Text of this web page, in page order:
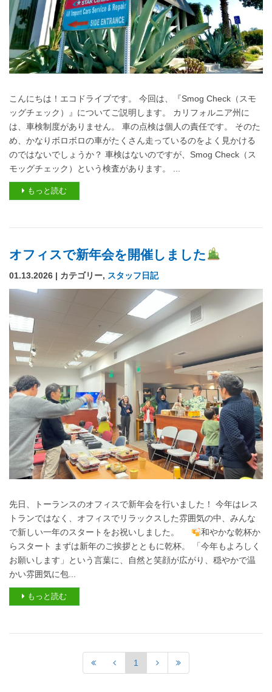
こんにちは！エコドライブです。 今回は、『Smog Check（スモ
ッグチェック）』についてご説明します。 カリフォルニア州に
は、車検制度がありません。 車の点検は個人の責任です。 そのた
め、かなりボロボロの車がたくさん走っているのをよく見かける
のではないでしょうか？ 車検はないのですが、Smog Check（ス
モッグチェック）という検査があります。 ...
もっと読む
オフィスで新年会を開催しました
01.13.2026 | カテゴリー, スタッフ日記
先日、トーランスのオフィスで新年会を行いました！ 今年はレス
トランではなく、オフィスでリラックスした雰囲気の中、みんな
で新しい一年のスタートをお祝いしました。
和やかな乾杯か
らスタート まずは新年のご挨拶とともに乾杯。 「今年もよろしく
お願いします」という言葉に、自然と笑顔が広がり、穏やかで温
かい雰囲気に包...
もっと読む
1